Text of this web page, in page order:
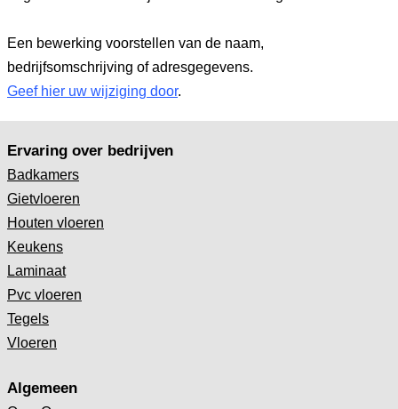
Een bewerking voorstellen van de naam,
bedrijfsomschrijving of adresgegevens.
Geef hier uw wijziging door.
Ervaring over bedrijven
Badkamers
Gietvloeren
Houten vloeren
Keukens
Laminaat
Pvc vloeren
Tegels
Vloeren
Algemeen